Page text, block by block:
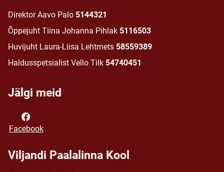
Direktor Aavo Palo 5144321
Õppejuht Tiina Johanna Pihlak 5116503
Huvijuht Laura-Liisa Lehtmets 58559389
Haldusspetsialist Vello Tilk 54740451
Jälgi meid
Facebook
Viljandi Paalalinna Kool